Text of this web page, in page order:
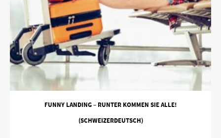
FUNNY LANDING – RUNTER KOMMEN SIE ALLE!
(SCHWEIZERDEUTSCH)